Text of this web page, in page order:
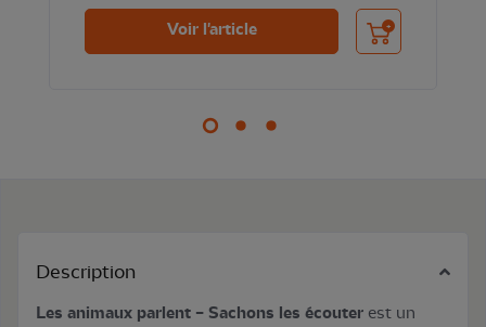
Voir l'article Ajouter au panier
Description
Les animaux parlent – Sachons les écouter est un